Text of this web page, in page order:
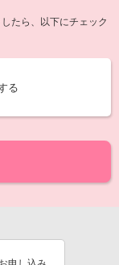
たら、以下にチェック
る